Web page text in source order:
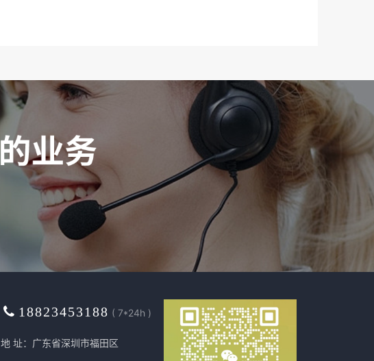
18823453188 ( 7*24h )
地 址：广东省深圳市福田区